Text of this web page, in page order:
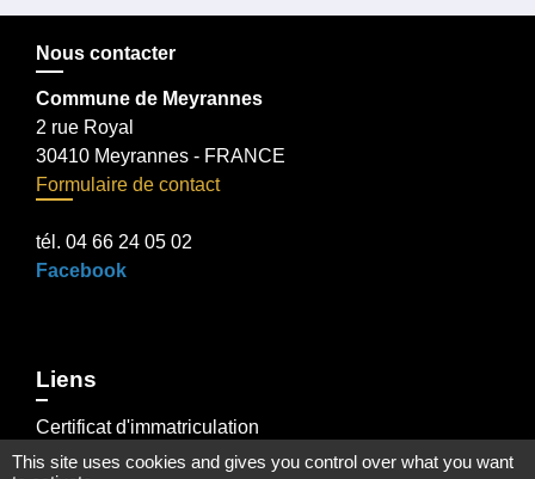
Nous contacter
Commune de Meyrannes
2 rue Royal
30410 Meyrannes - FRANCE
Formulaire de contact
tél. 04 66 24 05 02
Facebook
Liens
Certificat d'immatriculation
Régler facture d'eau par carte bancaire
This site uses cookies and gives you control over what you want